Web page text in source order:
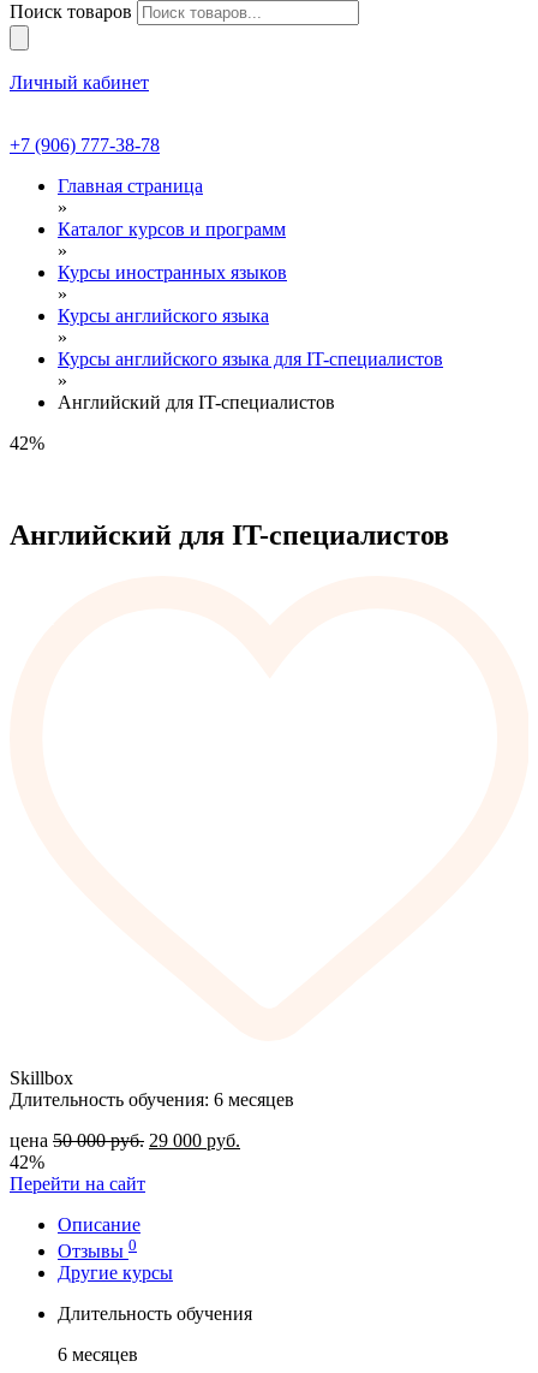
Поиск товаров
Личный кабинет
+7 (906) 777-38-78
Главная страница
»
Каталог курсов и программ
»
Курсы иностранных языков
»
Курсы английского языка
»
Курсы английского языка для IT-специалистов
»
Английский для IT-специалистов
42%
Английский для IT-специалистов
Skillbox
Длительность обучения: 6 месяцев
цена 50 000руб. 29 000 руб.
42%
Перейти на сайт
Описание
Отзывы 0
Другие курсы
Длительность обучения
6 месяцев